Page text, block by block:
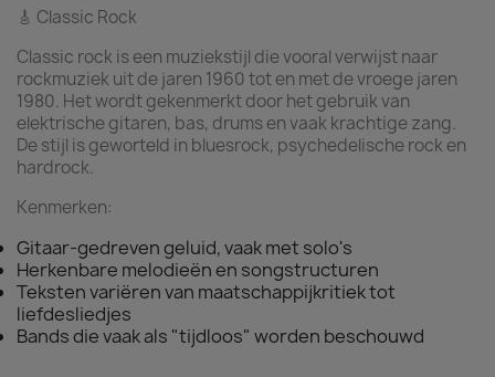
🎸 Classic Rock
Classic rock is een muziekstijl die vooral verwijst naar
rockmuziek uit de jaren 1960 tot en met de vroege jaren
1980. Het wordt gekenmerkt door het gebruik van
elektrische gitaren, bas, drums en vaak krachtige zang.
De stijl is geworteld in bluesrock, psychedelische rock en
hardrock.
Kenmerken:
Gitaar-gedreven geluid, vaak met solo's
Herkenbare melodieën en songstructuren
Teksten variëren van maatschappijkritiek tot
liefdesliedjes
Bands die vaak als "tijdloos" worden beschouwd